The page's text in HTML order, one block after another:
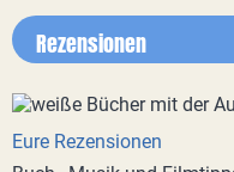
Rezensionen
Eure Rezensionen